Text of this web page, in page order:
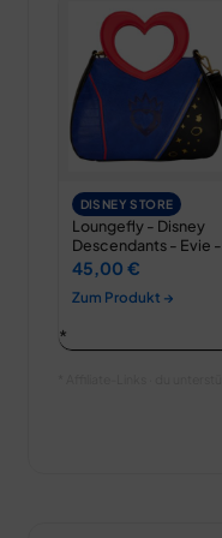
DISNEY STORE
Loungefly - Disney
Descendants - Evie -
Kuriertasche
45,00 €
Zum Produkt →